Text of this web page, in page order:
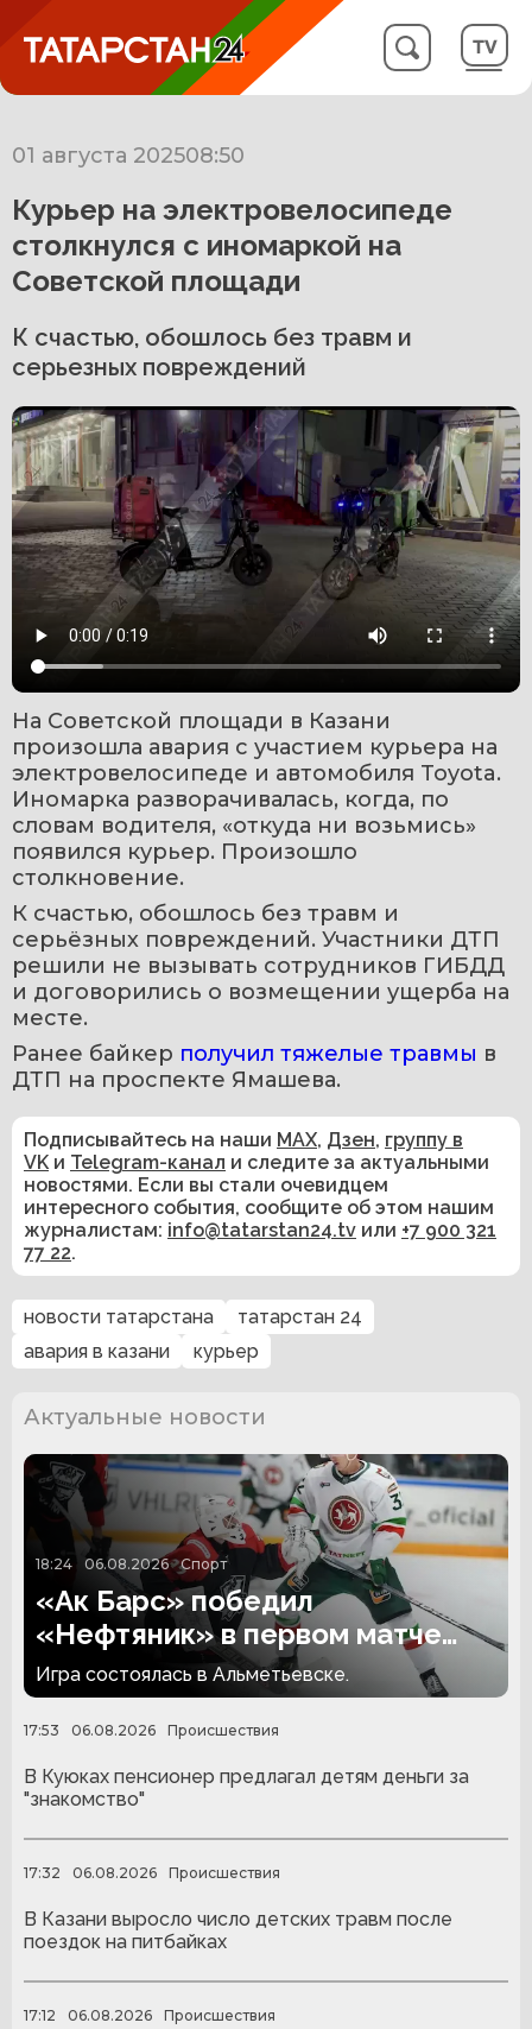
01 августа 202508:50
Курьер на электровелосипеде
столкнулся с иномаркой на
Советской площади
К счастью, обошлось без травм и
серьезных повреждений
На Советской площади в Казани
произошла авария с участием курьера на
электровелосипеде и автомобиля Toyota.
Иномарка разворачивалась, когда, по
словам водителя, «откуда ни возьмись»
появился курьер. Произошло
столкновение.
К счастью, обошлось без травм и
серьёзных повреждений. Участники ДТП
решили не вызывать сотрудников ГИБДД
и договорились о возмещении ущерба на
месте.
Ранее байкер получил тяжелые травмы в
ДТП на проспекте Ямашева.
Подписывайтесь на наши MAX, Дзен, группу в
VK и Telegram-канал и следите за актуальными
новостями. Если вы стали очевидцем
интересного события, сообщите об этом нашим
журналистам: info@tatarstan24.tv или +7 900 321
77 22.
новости татарстана
татарстан 24
авария в казани
курьер
Актуальные новости
18:24 06.08.2026 Спорт
«Ак Барс» победил
«Нефтяник» в первом матче
сезона
Игра состоялась в Альметьевске.
17:53 06.08.2026 Происшествия
В Куюках пенсионер предлагал детям деньги за
"знакомство"
17:32 06.08.2026 Происшествия
В Казани выросло число детских травм после
поездок на питбайках
17:12 06.08.2026 Происшествия